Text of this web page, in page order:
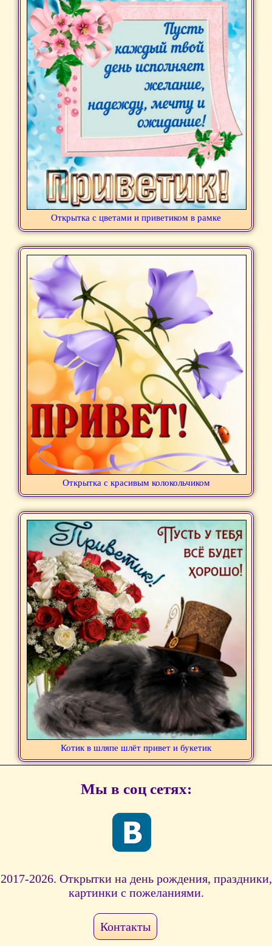
Открытка с цветами и приветиком в рамке
Открытка с красивым колокольчиком
Котик в шляпе шлёт привет и букетик
Мы в соц сетях:
2017-2026. Открытки на день рождения, праздники,
картинки с пожеланиями.
Контакты